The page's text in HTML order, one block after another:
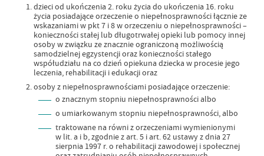
dzieci od ukończenia 2. roku życia do ukończenia 16. roku
życia posiadające orzeczenie o niepełnosprawności łącznie ze
wskazaniami w pkt 7 i 8 w orzeczeniu o niepełnosprawności –
konieczności stałej lub długotrwałej opieki lub pomocy innej
osoby w związku ze znacznie ograniczoną możliwością
samodzielnej egzystencji oraz konieczności stałego
współudziału na co dzień opiekuna dziecka w procesie jego
leczenia, rehabilitacji i edukacji oraz
osoby z niepełnosprawnościami posiadające orzeczenie:
o znacznym stopniu niepełnosprawności albo
o umiarkowanym stopniu niepełnosprawności, albo
traktowane na równi z orzeczeniami wymienionymi
w lit. a i b, zgodnie z art. 5 i art. 62 ustawy z dnia 27
sierpnia 1997 r. o rehabilitacji zawodowej i społecznej